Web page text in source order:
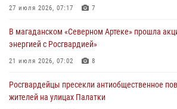
27 июля 2026, 07:17 7
В магаданском «Северном Артеке» прошла
энергией с Росгвардией»
21 июля 2026, 07:02 8
Росгвардейцы пресекли антиобщественное
жителей на улицах Палатки